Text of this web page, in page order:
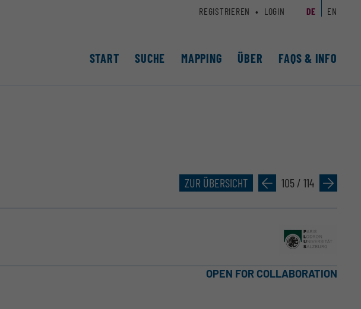
START SUCHE MAPPING ÜBER FAQS & INFO
REGISTRIEREN LOGIN DE EN
ZUR ÜBERSICHT » 105 / 114 »
OPEN FOR COLLABORATION